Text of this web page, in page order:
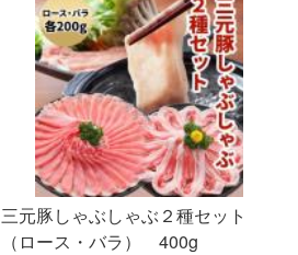
三元豚しゃぶしゃぶ２種セット
（ロース・バラ） 400g